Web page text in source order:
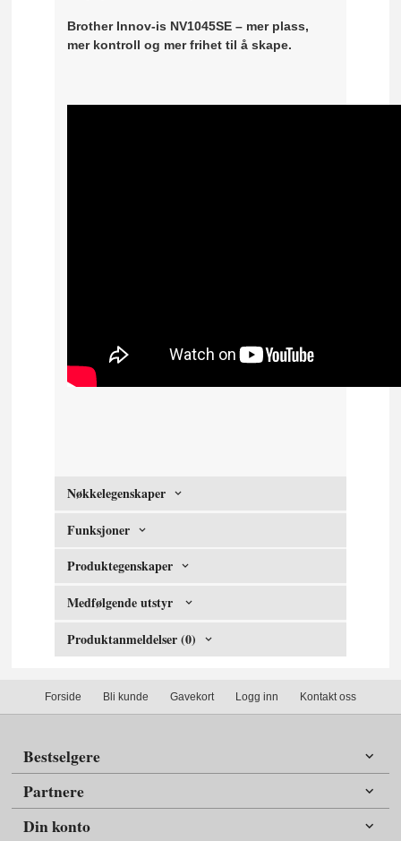
Brother Innov-is NV1045SE – mer plass,
mer kontroll og mer frihet til å skape.
Nøkkelegenskaper
Funksjoner
Produktegenskaper
Medfølgende utstyr
Produktanmeldelser (0)
Forside Bli kunde Gavekort Logg inn Kontakt oss
Bestselgere
Partnere
Din konto